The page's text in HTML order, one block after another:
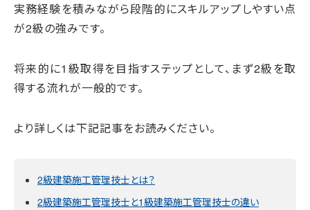
実務経験を積みながら段階的にスキルアップしやすい点
が2級の強みです。
将来的に1級取得を目指すステップとして、まず2級を取
得する流れが一般的です。
より詳しくは下記記事をお読みください。
2級建築施工管理技士とは？
2級建築施工管理技士と1級建築施工管理技士の違い